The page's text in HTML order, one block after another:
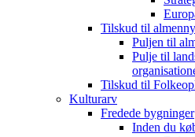
Tilskud til
Puljen til
Pulje til
Tilskud til
Kulturarv
Fredede bygninger
Inden du